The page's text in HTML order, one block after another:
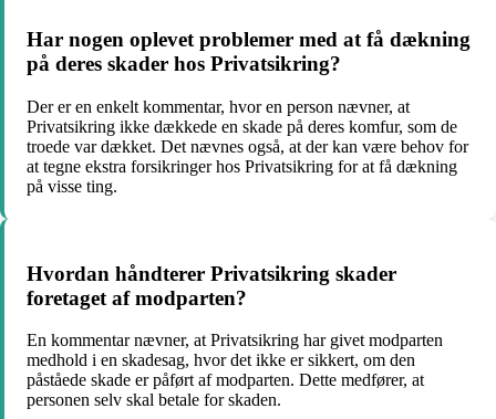
Har nogen oplevet problemer med at få dækning
på deres skader hos Privatsikring?
Der er en enkelt kommentar, hvor en person nævner, at
Privatsikring ikke dækkede en skade på deres komfur, som de
troede var dækket. Det nævnes også, at der kan være behov for
at tegne ekstra forsikringer hos Privatsikring for at få dækning
på visse ting.
Hvordan håndterer Privatsikring skader
foretaget af modparten?
En kommentar nævner, at Privatsikring har givet modparten
medhold i en skadesag, hvor det ikke er sikkert, om den
påståede skade er påført af modparten. Dette medfører, at
personen selv skal betale for skaden.